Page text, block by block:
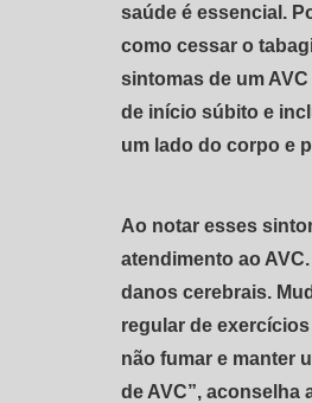
saúde é essencial.
como cessar o
sintomas de um
de início súbito e
um lado do corpo e
Ao notar esses
atendimento ao
danos cerebrais.
regular de
não fumar e manter
de AVC”, aconselha